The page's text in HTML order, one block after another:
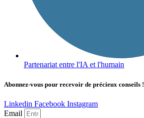
Partenariat entre l'IA et l'humain
Abonnez-vous pour recevoir de précieux conseils !
Linkedin Facebook Instagram
Email